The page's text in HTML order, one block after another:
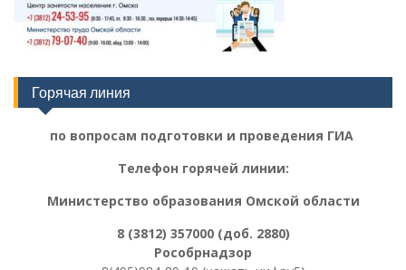
Горячая линия
по вопросам подготовки и проведения ГИА
Телефон горячей линии:
Министерство образования Омской области
8 (3812) 357000 (доб. 2880)
Рособрнадзор